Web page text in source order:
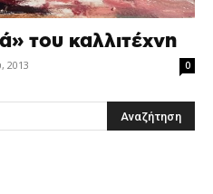
του καλλιτέχνη
2013 0